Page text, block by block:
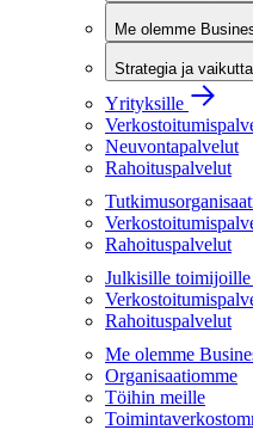
Me olemme
Strategia ja
Yrityksille
Neuvontapalvelut
Rahoituspalvelut
Rahoituspalvelut
Julkisille toimijoille
Rahoituspalvelut
Me olemme
Organisaatiomme
Töihin meille